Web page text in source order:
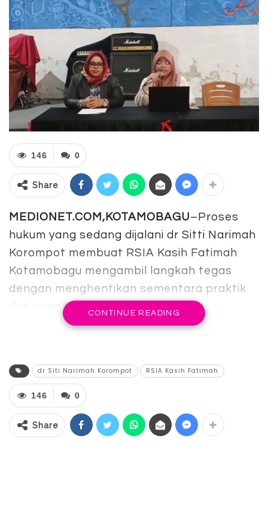
0
146
Share
MEDIONET.COM,KOTAMOBAGU–Proses
hukum yang sedang dijalani dr Sitti Narimah
Korompot membuat RSIA Kasih Fatimah
Kotamobagu mengambil langkah tegas
dengan menghentikan sementara praktik
dari yang bersangkutan.
dalam konferensi pers resmi, Selasa
(10/12/2025).
CONTINUE READING
dr Siti Narimah Korompot RSIA Kasih Fatimah
0
146
Share